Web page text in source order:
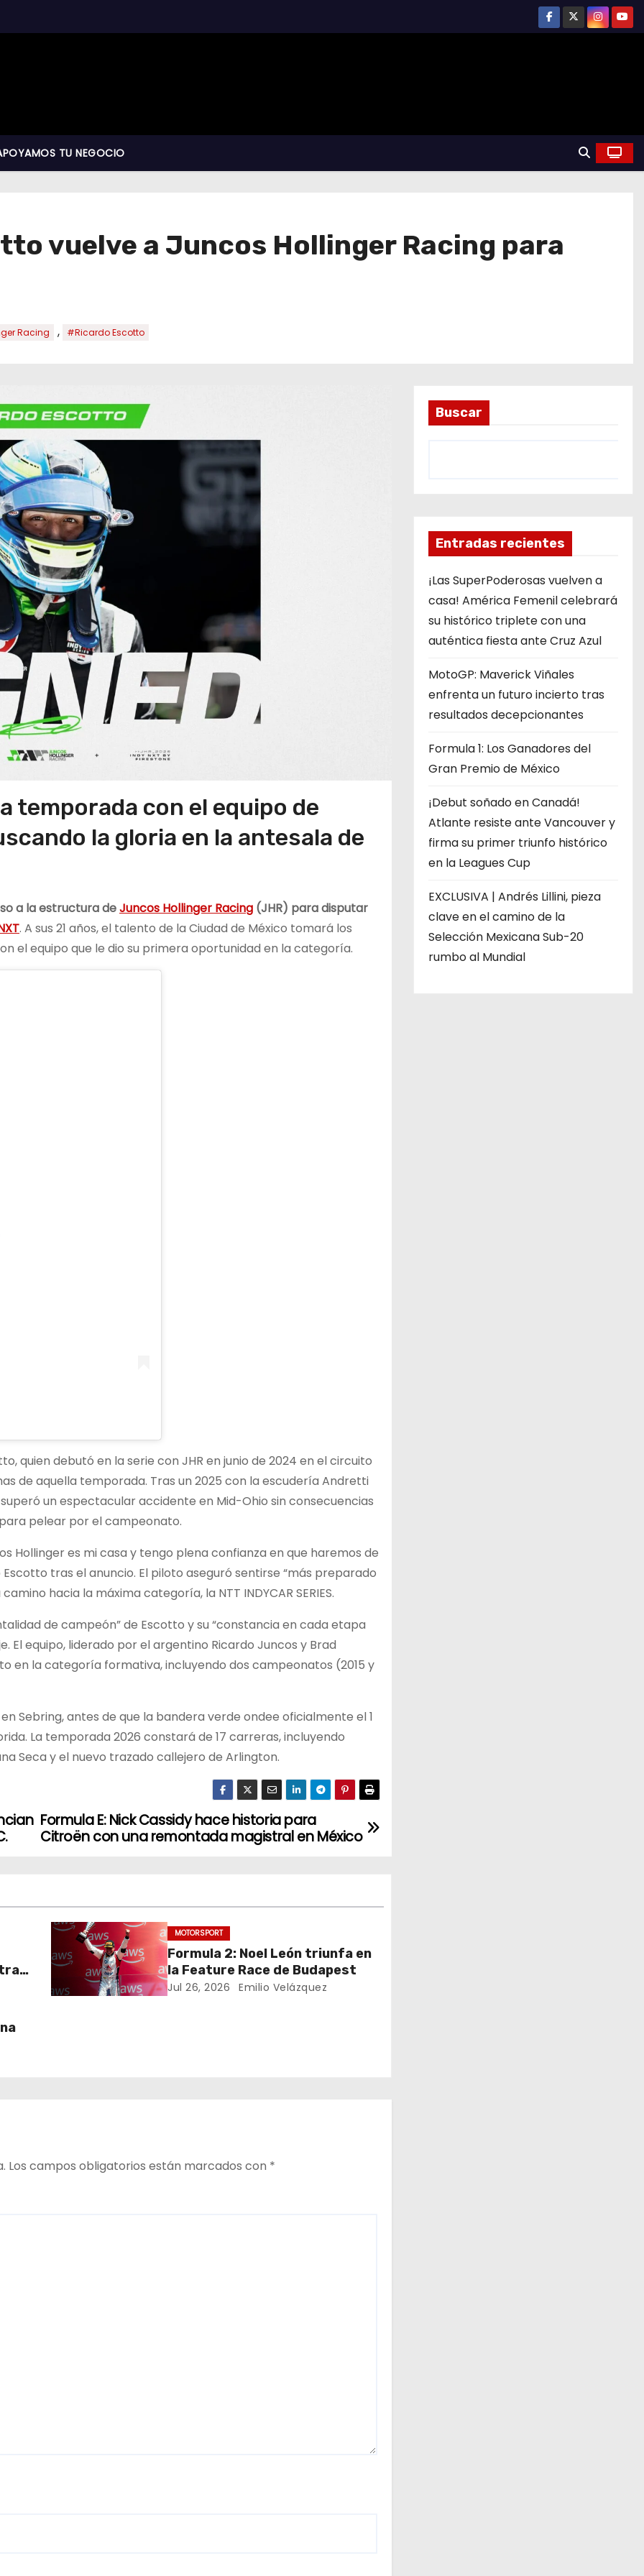
TU NEGOCIO
vuelve a Juncos Hollinger Racing para
Racing , #Ricardo Escotto
temporada con el equipo de
la gloria en la antesala de
a la estructura deJuncos Hollinger Racing (JHR) para disputar
. A sus 21 años, el talento de la Ciudad de México tomará los
el equipo que le dio su primera oportunidad en la categoría.
quien debutó en la serie con JHR en junio de 2024 en el circuito
de aquella temporada. Tras un 2025 con la escudería Andretti
un espectacular accidente en Mid-Ohio sin consecuencias
pelear por el campeonato.
Hollinger es mi casa y tengo plena confianza en que haremos de
tras el anuncio. El piloto aseguró sentirse “más preparado
hacia la máxima categoría, la NTT INDYCAR SERIES.
de campeón” de Escotto y su “constancia en cada etapa
El equipo, liderado por el argentino Ricardo Juncos y Brad
en la categoría formativa, incluyendo dos campeonatos (2015 y
Sebring, antes de que la bandera verde ondee oficialmente el 1
La temporada 2026 constará de 17 carreras, incluyendo
Seca y el nuevo trazado callejero de Arlington.
Formula E: Nick Cassidy hace historia para
Citroën con una remontada magistral en México
MOTORSPORT
Formula 2: Noel León triunfa en
la Feature Race de Budapest
Jul 26, 2026 Emilio Velázquez
Los campos obligatorios están marcados con *
Buscar
Entradas recientes
¡Las SuperPoderosas vuelven a
casa! América Femenil celebrará
su histórico triplete con una
auténtica fiesta ante Cruz Azul
MotoGP: Maverick Viñales
enfrenta un futuro incierto tras
resultados decepcionantes
Formula 1: Los Ganadores del
Gran Premio de México
¡Debut soñado en Canadá!
Atlante resiste ante Vancouver y
firma su primer triunfo histórico
en la Leagues Cup
EXCLUSIVA | Andrés Lillini, pieza
clave en el camino de la
Selección Mexicana Sub-20
rumbo al Mundial